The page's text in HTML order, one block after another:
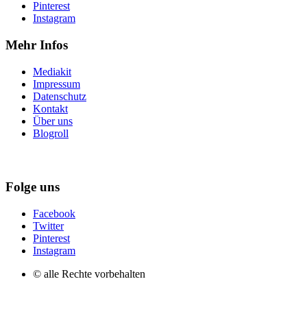
Pinterest
Instagram
Mehr Infos
Mediakit
Impressum
Datenschutz
Kontakt
Über uns
Blogroll
Folge uns
Facebook
Twitter
Pinterest
Instagram
© alle Rechte vorbehalten